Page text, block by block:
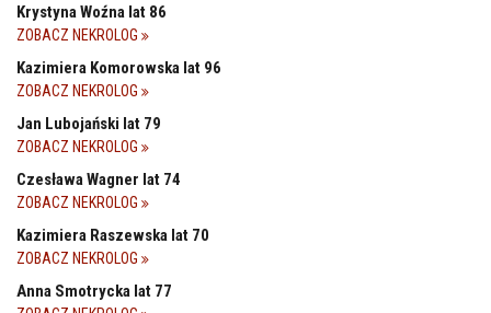
Krystyna Woźna lat 86
ZOBACZ NEKROLOG
Kazimiera Komorowska lat 96
ZOBACZ NEKROLOG
Jan Lubojański lat 79
ZOBACZ NEKROLOG
Czesława Wagner lat 74
ZOBACZ NEKROLOG
Kazimiera Raszewska lat 70
ZOBACZ NEKROLOG
Anna Smotrycka lat 77